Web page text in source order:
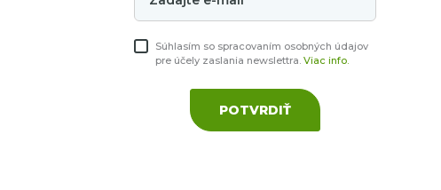
Súhlasím so spracovaním osobných údajov
pre účely zaslania newslettra. Viac info.
POTVRDIŤ